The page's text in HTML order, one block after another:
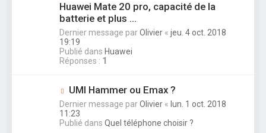
Huawei Mate 20 pro, capacité de la
batterie et plus ...
Dernier message parOlivier « jeu. 4 oct. 2018
19:19
Publié dans Huawei
Réponses : 1
UMI Hammer ou Emax ?
Dernier message parOlivier « lun. 1 oct. 2018
11:23
Publié dans Quel téléphone choisir ?